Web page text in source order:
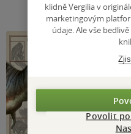
klidně Vergilia v
marketingovým
údaje. Ale vše
Povolit